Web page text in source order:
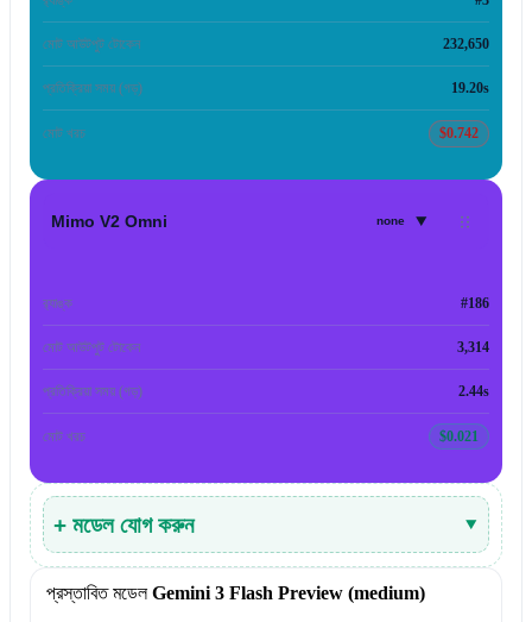
মোট আউটপুট টোকেন 232,650
প্রতিক্রিয়া সময় (গড়) 19.20s
মোট খরচ $0.742
Mimo V2 Omni none ▾
র‍্যাঙ্ক #186
মোট আউটপুট টোকেন 3,314
প্রতিক্রিয়া সময় (গড়) 2.44s
মোট খরচ $0.021
+ মডেল যোগ করুন ▾
প্রস্তাবিত মডেল Gemini 3 Flash Preview (medium)